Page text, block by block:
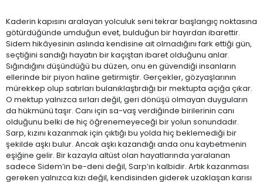
Kaderin kapısını aralayan yolculuk seni tekrar başlangıç noktasına
götürdüğünde umduğun evet, bulduğun bir hayırdan ibarettir.
Sidem hikâyesinin aslında kendisine ait olmadığını fark ettiği gün,
seçtiğini sandığı hayatın bir kaçıştan ibaret olduğunu anlar.
Sığındığını düşündüğü bu düzen, onu en güvendiği insanların
ellerinde bir piyon haline getirmiştir. Gerçekler, gözyaşlarının
mürekkep olup satırları bulanıklaştırdığı bir mektupta açığa çıkar.
O mektup yalnızca sırları değil, geri dönüşü olmayan duyguların
da hükmünü taşır. Canı için sa-vaş verdiğinde birilerinin canı
olduğunu belki de hiç öğrenemeyeceği bir yolun sonundadır.
Sarp, kızını kazanmak için çıktığı bu yolda hiç beklemediği bir
şekilde aşkı bulur. Ancak aşkı kazandığı anda onu kaybetmenin
eşiğine gelir. Bir kazayla altüst olan hayatlarında yaralanan
sadece Sidem’in be-deni değil, Sarp’ın kalbidir. Artık kazanması
gereken yalnızca kızı değil, kendisinden giderek uzaklaşan karısı